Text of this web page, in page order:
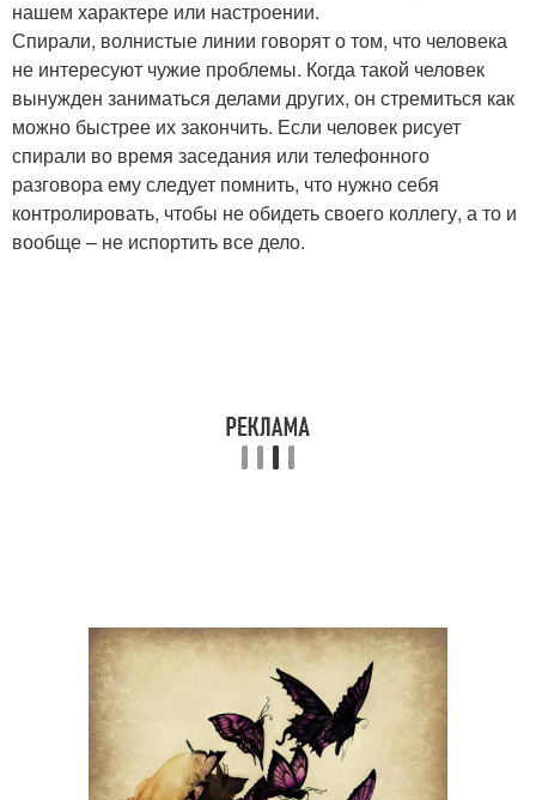
нашем характере или настроении.
Спирали, волнистые линии говорят о том, что человека
не интересуют чужие проблемы. Когда такой человек
вынужден заниматься делами других, он стремиться как
можно быстрее их закончить. Если человек рисует
спирали во время заседания или телефонного
разговора ему следует помнить, что нужно себя
контролировать, чтобы не обидеть своего коллегу, а то и
вообще – не испортить все дело.